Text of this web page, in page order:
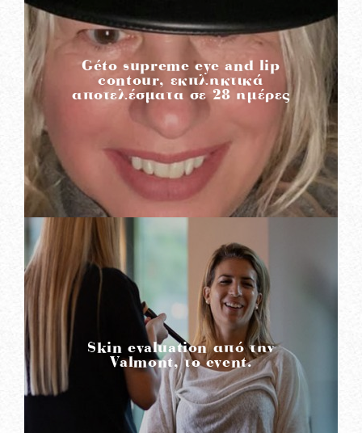
Géto supreme eye and lip
contour, εκπληκτικά
αποτελέσματα σε 28 ημέρες
READ MORE
Skin evaluation από την
Valmont, το event.